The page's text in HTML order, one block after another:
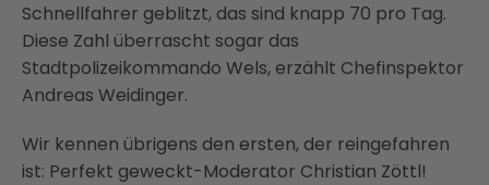
Schnellfahrer geblitzt, das sind knapp 70 pro Tag.
Diese Zahl überrascht sogar das
Stadtpolizeikommando Wels, erzählt Chefinspektor
Andreas Weidinger.
Wir kennen übrigens den ersten, der reingefahren
ist: Perfekt geweckt-Moderator Christian Zöttl!